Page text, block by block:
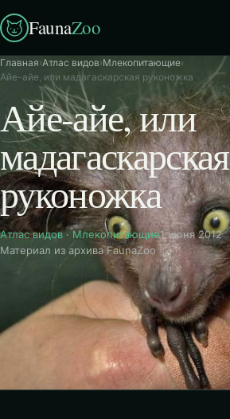
FaunaZoo
Главная›Атлас видов›Млекопитающие›
Айе-айе, или мадагаскарская руконожка
Айе-айе, или
мадагаскарская
руконожка
Атлас видов·Млекопитающие1 июня 2012
Материал из архива FaunaZoo